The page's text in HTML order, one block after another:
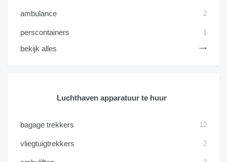
ambulance 2
perscontainers 1
bekijk alles
Luchthaven apparatuur te huur
bagage trekkers 12
vliegtuigtrekkers 2